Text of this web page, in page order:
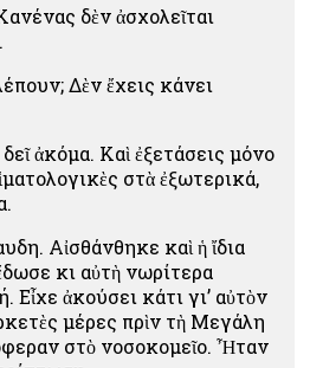
δὲν ἀσχολεῖται
Δὲν ἔχεις κάνει
ἀκόμα. Καὶ ἐξετάσεις μόνο
στὰ ἐξωτερικά,
Αἰσθάνθηκε καὶ ἡ ἴδια
κι αὐτὴ νωρίτερα
Εἶχε ἀκούσει κάτι γι’ αὐτὸν
μέρες πρὶν τὴ Μεγάλη
στὸ νοσοκομεῖο. Ἦταν